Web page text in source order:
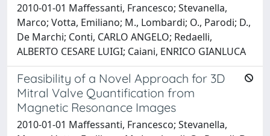
2010-01-01 Maffessanti, Francesco; Stevanella,
Marco; Votta, Emiliano; M., Lombardi; O., Parodi; D.,
De Marchi; Conti, CARLO ANGELO; Redaelli,
ALBERTO CESARE LUIGI; Caiani, ENRICO GIANLUCA
Feasibility of a Novel Approach for 3D
Mitral Valve Quantification from
Magnetic Resonance Images
2010-01-01 Maffessanti, Francesco; Stevanella,